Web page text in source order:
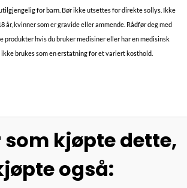
for barn. Bør ikke utsettes for direkte sollys. Ikke
år, kvinner som er gravide eller ammende. Rådfør deg med
produkter hvis du bruker medisiner eller har en medisinsk
brukes som en erstatning for et variert kosthold.
som kjøpte dette,
også: